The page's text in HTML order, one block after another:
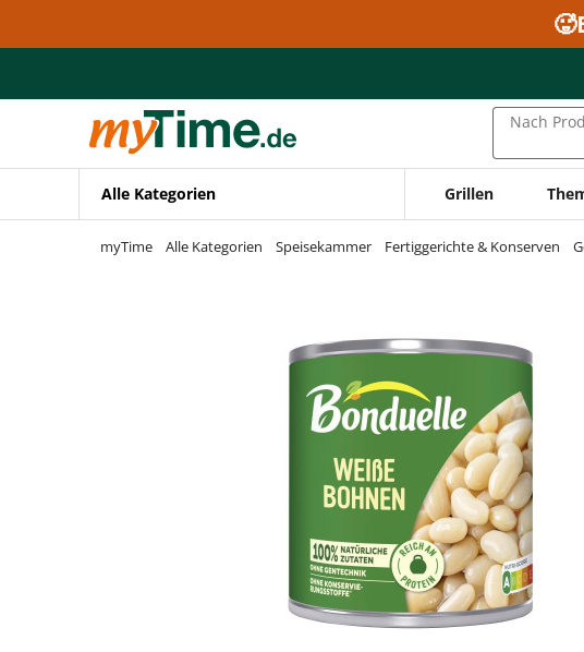
Zur Navigation springen
Nach
Alle Kategorien Grillen
myTime Alle Kategorien Speisekammer Fertiggerichte & Konserven